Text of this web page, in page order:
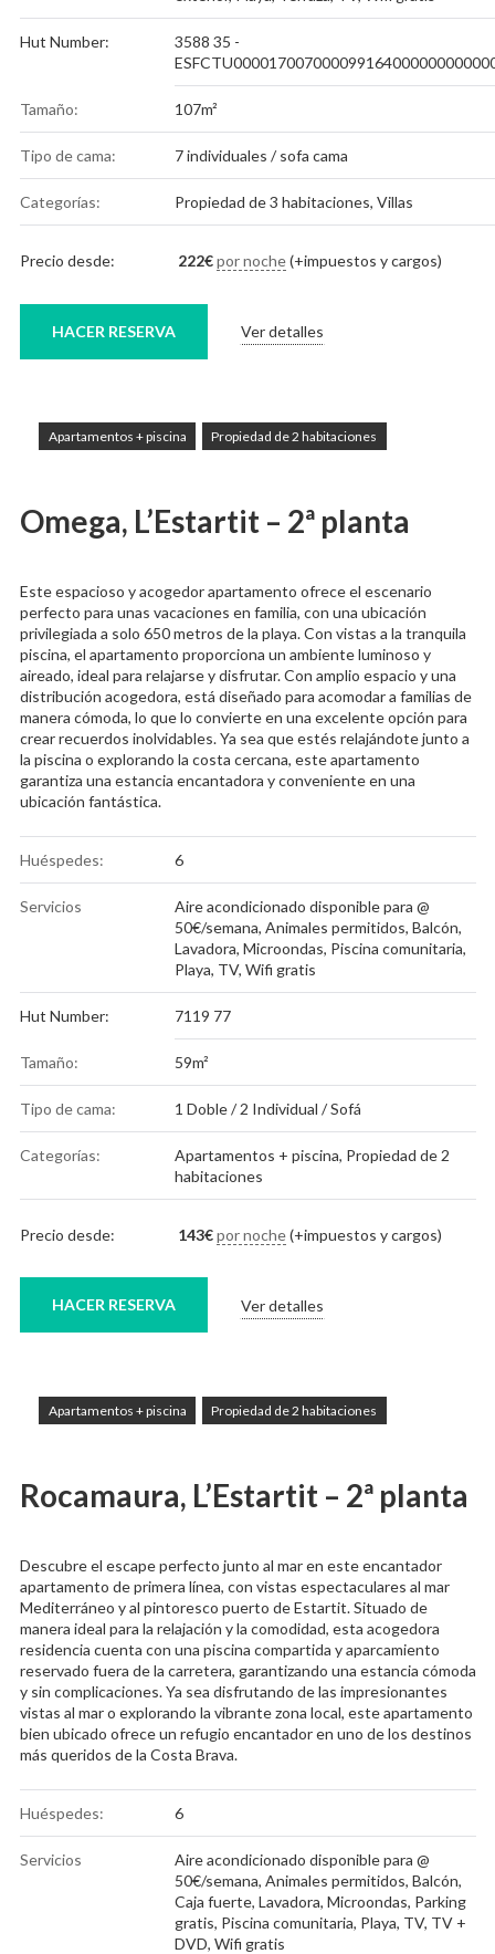
Hut Number:
3588 35 -
Tamaño: 107m²
Tipo de cama: 7 individuales / sofa cama
Categorías: Propiedad de 3 habitaciones, Villas
Precio desde: 222€ por noche(+impuestos y cargos)
Ver detalles
HACER RESERVA
Apartamentos + piscina Propiedad de 2 habitaciones
Omega, L’Estartit – 2ª planta
Este espacioso y acogedor apartamento ofrece el escenario
perfecto para unas vacaciones en familia, con una ubicación
privilegiada a solo 650 metros de la playa. Con vistas a la tranquila
piscina, el apartamento proporciona un ambiente luminoso y
aireado, ideal para relajarse y disfrutar. Con amplio espacio y una
distribución acogedora, está diseñado para acomodar a familias de
manera cómoda, lo que lo convierte en una excelente opción para
crear recuerdos inolvidables. Ya sea que estés relajándote junto a
la piscina o explorando la costa cercana, este apartamento
garantiza una estancia encantadora y conveniente en una
ubicación fantástica.
Huéspedes: 6
Servicios
Aire acondicionado disponible para @
50€/semana, Animales permitidos, Balcón,
Lavadora, Microondas, Piscina comunitaria,
Playa, TV, Wifi gratis
Hut Number: 7119 77
Tamaño: 59m²
Tipo de cama: 1 Doble / 2 Individual / Sofá
Categorías: Apartamentos + piscina, Propiedad de 2
habitaciones
Precio desde: 143€ por noche(+impuestos y cargos)
Ver detalles
HACER RESERVA
Apartamentos + piscina Propiedad de 2 habitaciones
Rocamaura, L’Estartit – 2ª planta
Descubre el escape perfecto junto al mar en este encantador
apartamento de primera línea, con vistas espectaculares al mar
Mediterráneo y al pintoresco puerto de Estartit. Situado de
manera ideal para la relajación y la comodidad, esta acogedora
residencia cuenta con una piscina compartida y aparcamiento
reservado fuera de la carretera, garantizando una estancia cómoda
y sin complicaciones. Ya sea disfrutando de las impresionantes
vistas al mar o explorando la vibrante zona local, este apartamento
bien ubicado ofrece un refugio encantador en uno de los destinos
más queridos de la Costa Brava.
Huéspedes: 6
Servicios
Aire acondicionado disponible para @
50€/semana, Animales permitidos, Balcón,
Caja fuerte, Lavadora, Microondas, Parking
gratis, Piscina comunitaria, Playa, TV, TV +
DVD, Wifi gratis